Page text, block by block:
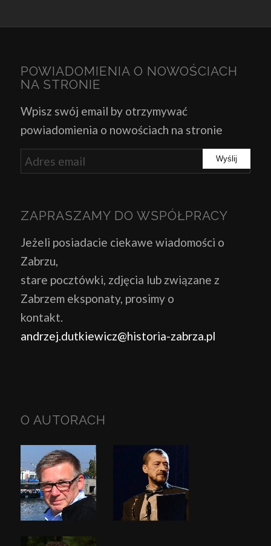
POWIADOMIENIA O NOWOŚCIACH
NA STRONIE
Wpisz swój email by otrzymywać
powiadomienia o nowościach na stronie
ZAPRASZAMY DO WSPÓŁPRACY
Jeżeli posiadacie ciekawe wiadomości o
Zabrzu,
stare pocztówki, zdjęcia lub związane z
Zabrzem eksponaty, prosimy o
kontakt.
andrzej.dutkiewicz@historia-zabrza.pl
O AUTORACH